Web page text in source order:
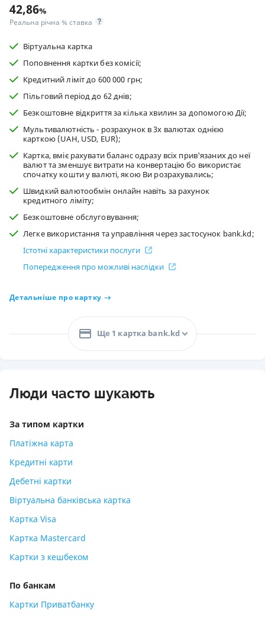
42,86%
Реальна річна % ставка
Віртуальна картка
Поповнення картки без комісії;
Кредитний ліміт до 600 000 грн;
Пільговий період до 62 днів;
Безкоштовне відкриття за кілька хвилин за допомогою Дії;
Мультивалютність - розрахунок в 3х валютах однією
карткою (UAH, USD, EUR);
Картка, вміє рахувати баланс одразу всіх прив'язаних до неї
валют та зменшує витрати на конвертацію бо використає
спочатку кошти у валюті, якою Ви розрахувались;
Швидкий валютообмін онлайн навіть за рахунок
кредитного ліміту;
Безкоштовне обслуговування;
Легке використання та управління через застосунок bank.kd;
Істотні характеристики послуги
Попередження про можливі наслідки
Детальніше про картку
Ще 1 картка bank.kd
Люди часто шукають
За типом картки
Платіжна карта
Кредитні карти
Дебетні картки
Віртуальна банківська картка
Картка Visa
Картка Mastercard
Картки з кешбеком
По банкам
Картки Приватбанку